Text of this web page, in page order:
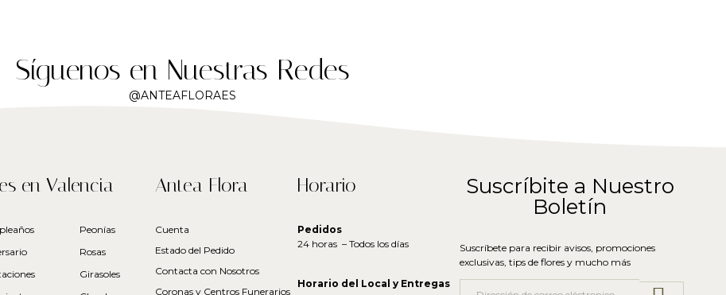
Síguenos en Nuestras Redes
@ANTEAFLORAES
en Valencia
Peonías
Rosas
Girasoles
Antea Flora
Cuenta
Estado del Pedido
Contacta con Nosotros
Coronas y Centros Funerarios
Horario
Pedidos
24 horas – Todos los días
Horario del Local y Entregas
Suscríbite a Nuestro
Boletín
Suscríbete para recibir avisos, promociones
exclusivas, tips de flores y mucho más